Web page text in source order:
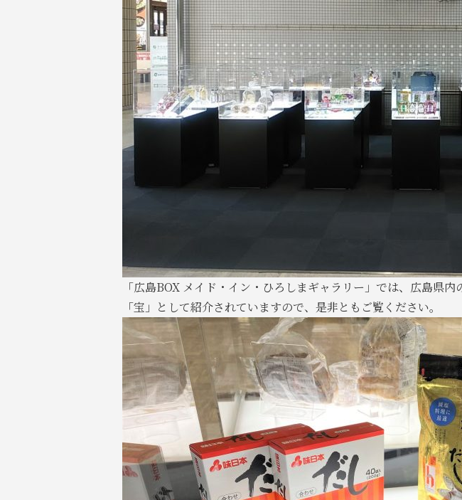
「広島BOX メイド・イン・ひろしまギャラリー」では、広島県
「宝」として紹介されていますので、是非ともご覧ください。